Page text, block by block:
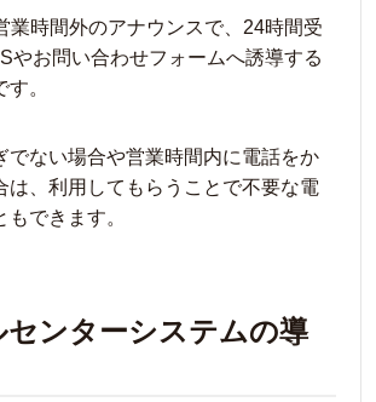
業時間外のアナウンスで、24時間受
やお問い合わせフォームへ誘導する
。
でない場合や営業時間内に電話をか
は、利用してもらうことで不要な電
できます。
センターシステムの導